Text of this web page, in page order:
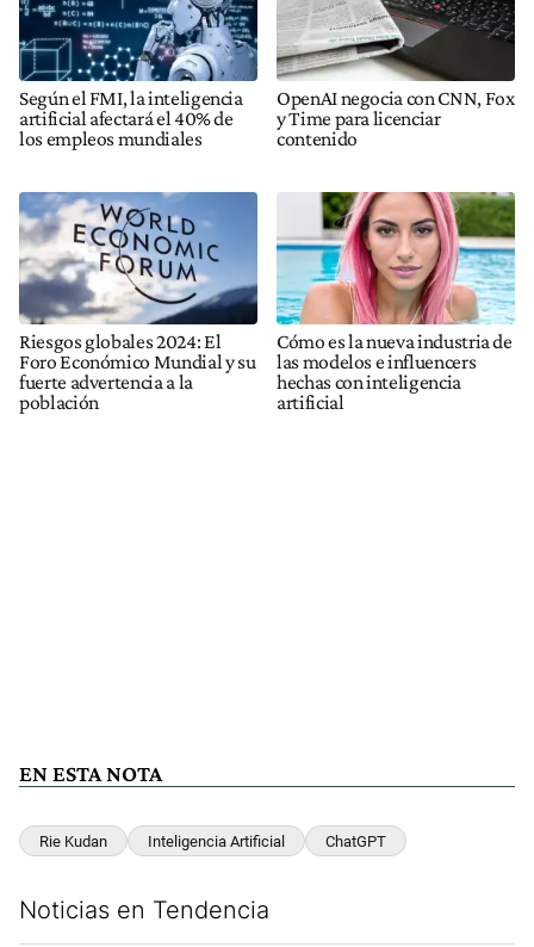
Según el FMI, la inteligencia
artificial afectará el 40% de
los empleos mundiales
OpenAI negocia con CNN, Fox
y Time para licenciar
contenido
Riesgos globales 2024: El
Foro Económico Mundial y su
fuerte advertencia a la
población
Cómo es la nueva industria de
las modelos e influencers
hechas con inteligencia
artificial
EN ESTA NOTA
Rie Kudan Inteligencia Artificial ChatGPT
Noticias en Tendencia